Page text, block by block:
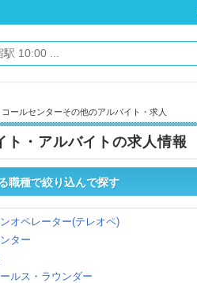
ールセンターその他のアルバイト・求人
ト・アルバイトの求人情報
職種で絞り込んで探す
オペレーター(テレオペ)
ター
ルス・ラウンダー